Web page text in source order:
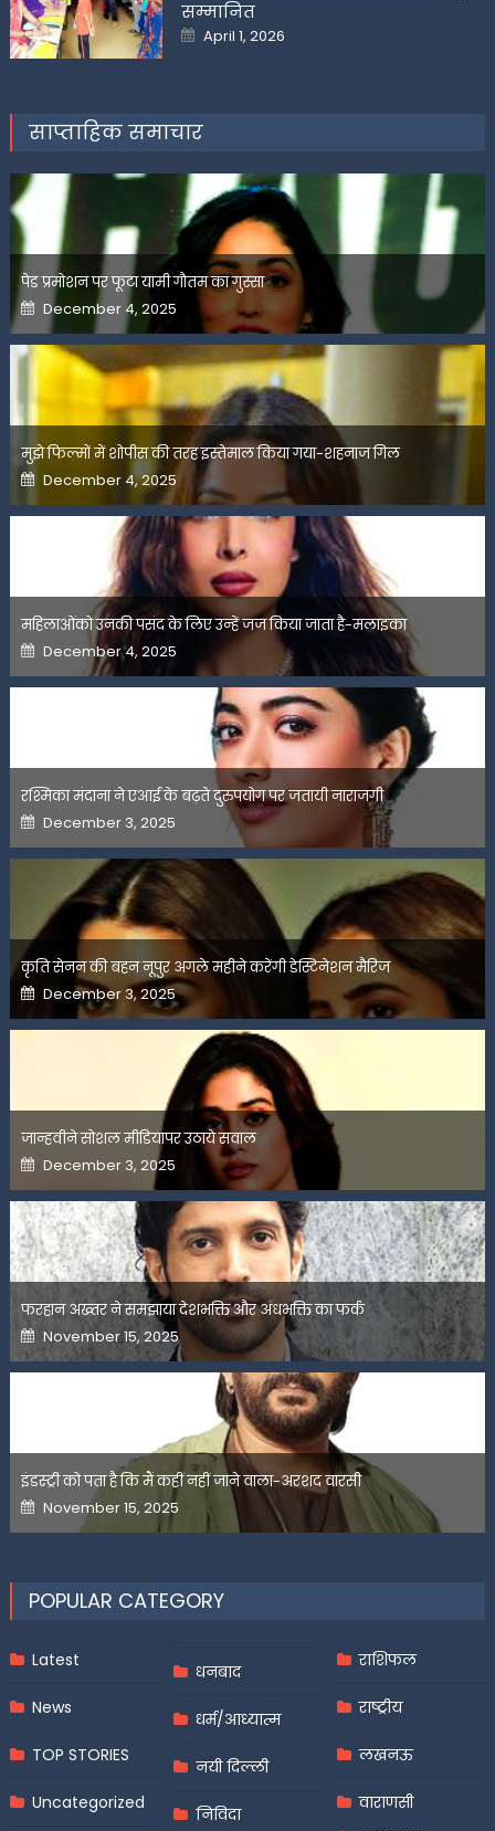
सम्मानित
Posted
on
April 1, 2026
साप्ताहिक समाचार
पेड प्रमोशन पर फूटा यामी गौतम का गुस्सा
Posted
on
December 4, 2025
मुझे फिल्मों में शोपीस की तरह इस्तेमाल किया गया-शहनाज गिल
Posted
on
December 4, 2025
महिलाओंको उनकी पसंद के लिए उन्हें जज किया जाता है-मलाइका
Posted
on
December 4, 2025
रश्मिका मंदाना ने एआई के बढ़ते दुरुपयोग पर जतायी नाराजगी
Posted
on
December 3, 2025
कृति सेनन की बहन नूपुर अगले महीने करेंगी डेस्टिनेशन मैरिज
Posted
on
December 3, 2025
जान्हवीने सोशल मीडियापर उठाये सवाल
Posted
on
December 3, 2025
फरहान अख्तर ने समझाया देशभक्ति और अंधभक्ति का फर्क
Posted
on
November 15, 2025
इंडस्ट्री को पता है कि मैं कहीं नहीं जाने वाला-अरशद वारसी
Posted
on
November 15, 2025
POPULAR CATEGORY
Latest
News
TOP STORIES
Uncategorized
धनबाद
धर्म/आध्यात्म
नयी दिल्ली
निविदा
राशिफल
राष्ट्रीय
लखनऊ
वाराणसी